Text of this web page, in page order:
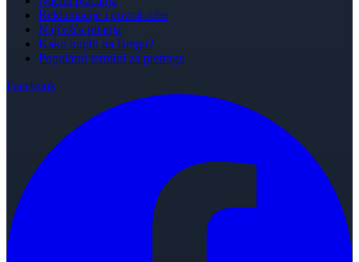
Reklamacije i povrat robe
Najčešća pitanja
Kako kupiti na Bregu?
Popularni termini za pretragu
Facebook